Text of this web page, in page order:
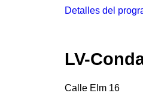
Detalles del
LV-
Calle Elm 16